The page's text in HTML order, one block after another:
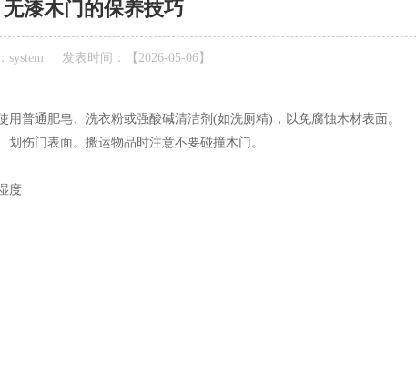
无漆木门的保养技巧
system 发表时间：【2026-05-06】
普通肥皂、洗衣粉或强酸碱清洁剂(如洗厕精)，以免腐蚀木材表面。
伤门表面。搬运物品时注意不要碰撞木门。
度